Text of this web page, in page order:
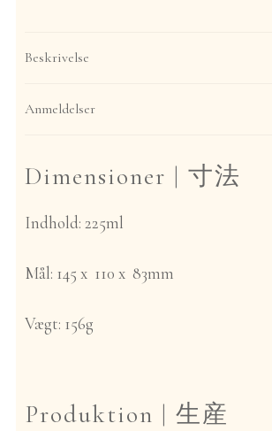
|
antal
Beskrivelse
Anmeldelser
Dimensioner | 寸法
Indhold: 225ml
Mål: 145 x 110 x 83mm
Vægt: 156g
Produktion | 生産